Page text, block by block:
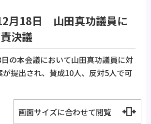
月18日 山田真功議員に
決議
の本会議において山田真功議員に対
が提出され、賛成10人、反対5人で可
画面サイズに合わせて閲覧